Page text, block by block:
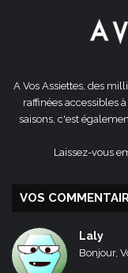
A Vos Assiettes, des
raffinées accessibles
saisons, c'est
Laissez-vous
VOS
Laly
Bonjour,